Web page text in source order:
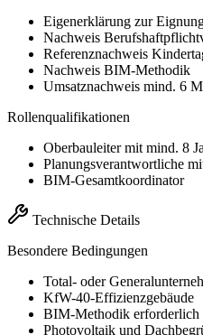
Eigenerklärung zur
Nachweis
Referenznachweis
Nachweis BIM-Methodik
Umsatznachweis mind. 6
Rollenqualifikationen
Oberbauleiter mit mind. 8
Planungsverantwortliche
BIM-Gesamtkoordinator
Technische Details
Besondere Bedingungen
Total- oder
KfW-40-Effizienzgebäude
BIM-Methodik erforderlich
Photovoltaik und